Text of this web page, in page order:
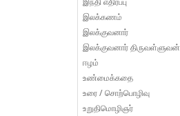
இலக்கணம்
இலக்குவனார்
இலக்குவனார் திருவள்ளுவன்
ஈழம்
உண்மைக்கதை
உரை / சொற்பொழிவு
உறுதிமொழிஞர்